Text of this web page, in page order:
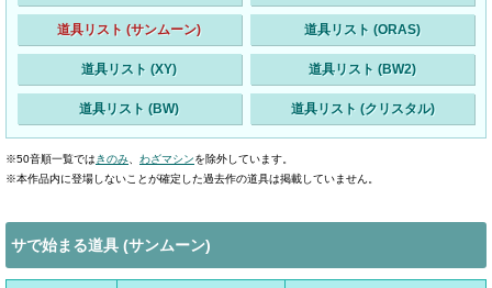
道具リスト (サンムーン) 道具リスト (ORAS)
道具リスト (XY) 道具リスト (BW2)
道具リスト (BW) 道具リスト (クリスタル)
※50音順一覧では きのみ わざマシンを除外しています。
※本作品内に登場しないことが確定した過去作の道具は掲載していません。
サで始まる道具 (サンムーン)